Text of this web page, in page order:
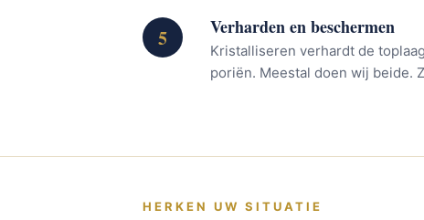
5 Verharden en beschermen
Kristalliseren verhardt de
poriën. Meestal doen wij beide.
HERKEN UW SITUATIE